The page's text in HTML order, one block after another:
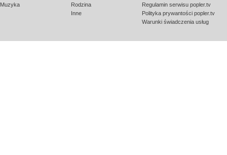
Muzyka
Rodzina
Inne
Regulamin serwisu popler.tv
Polityka prywantości popler.tv
Warunki świadczenia usług